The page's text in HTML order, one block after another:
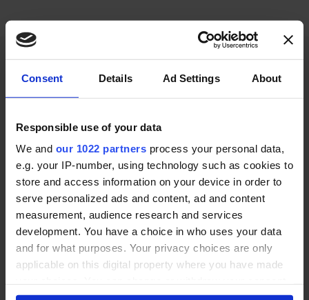
Consent Details Ad Settings About
Responsible use of your data
We and our 1022 partners process your personal data,
e.g. your IP-number, using technology such as cookies to
store and access information on your device in order to
serve personalized ads and content, ad and content
measurement, audience research and services
development. You have a choice in who uses your data
and for what purposes. Your privacy choices are only
applicable on this digital property where you have made
any time from the Cookie Declaration or by clicking on
Wir helfen pflegenden Angehörigen bei der Suche nach der
besten 24h-Pflege und Seniorenprodukten.
© 2026
Kontakt
info@24h-pflege-check.de
0521 / 1200 94 90